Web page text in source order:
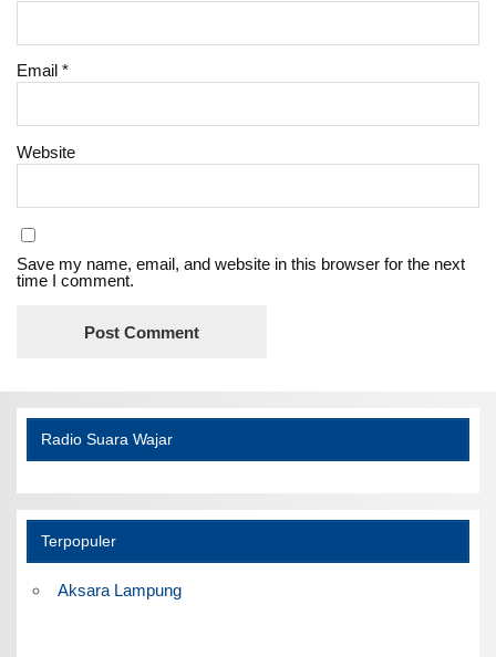
Email*
Website
Save my name, email, and website in this browser for the next
time I comment.
Radio Suara Wajar
Terpopuler
Aksara Lampung